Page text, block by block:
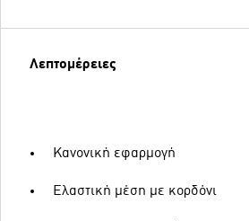
Λεπτομέρειες
Κανονική εφαρμογή
Ελαστική μέση με κορδόνι